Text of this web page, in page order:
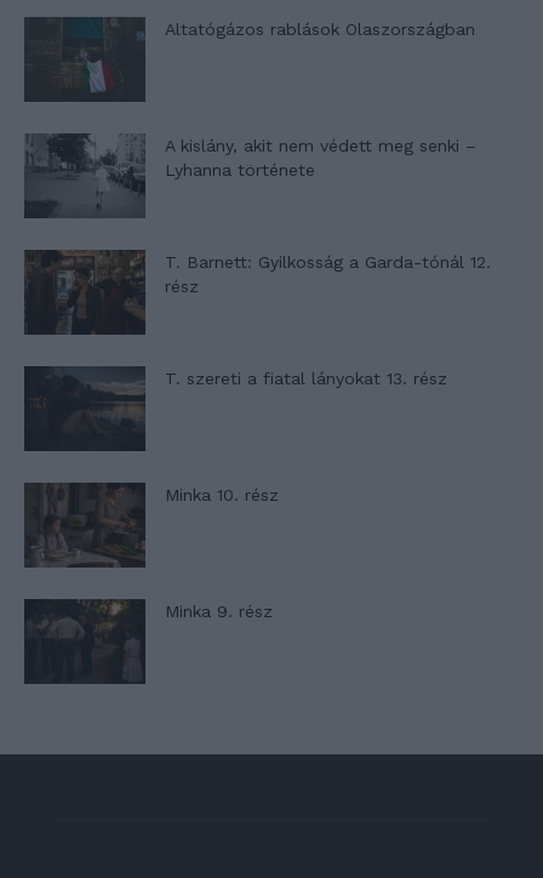
Altatógázos rablások Olaszországban
A kislány, akit nem védett meg senki –
Lyhanna története
T. Barnett: Gyilkosság a Garda-tónál 12.
rész
T. szereti a fiatal lányokat 13. rész
Minka 10. rész
Minka 9. rész